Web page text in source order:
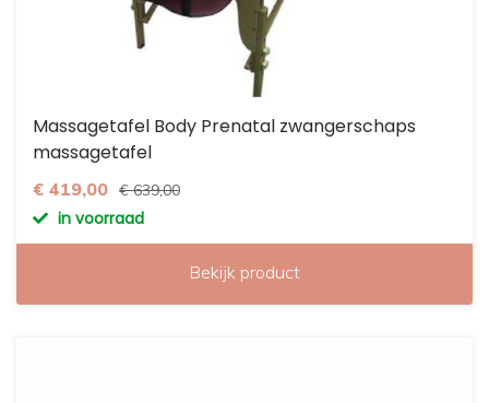
Massagetafel Body Prenatal zwangerschaps
massagetafel
€ 419,00 € 639,00
in voorraad
Bekijk product